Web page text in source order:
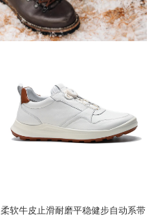
柔软牛皮止滑耐磨平稳健步自动系带